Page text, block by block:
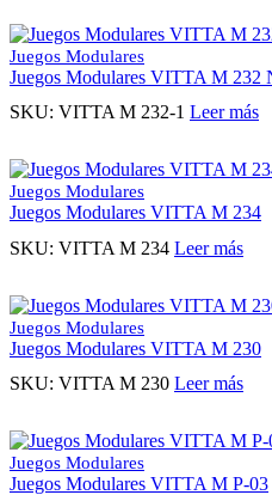
Juegos Modulares
Juegos Modulares VITTA M
SKU: VITTA M 232-1 Leer más
Juegos Modulares
Juegos Modulares VITTA M 234
SKU: VITTA M 234 Leer más
Juegos Modulares
Juegos Modulares VITTA M 230
SKU: VITTA M 230 Leer más
Juegos Modulares
Juegos Modulares VITTA M P-03